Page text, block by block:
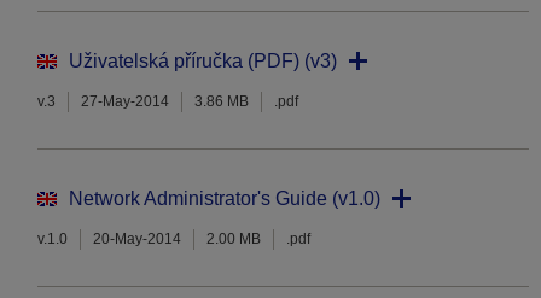
Uživatelská příručka (PDF) (v3)
v.3 27-May-2014 3.86 MB .pdf
Network Administrator's Guide (v1.0)
v.1.0 20-May-2014 2.00 MB .pdf